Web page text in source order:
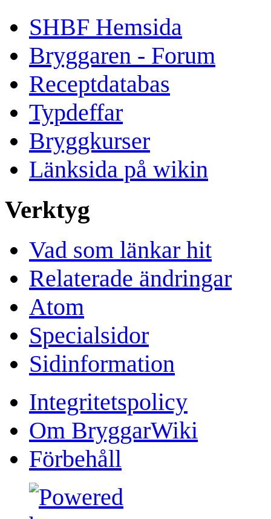
SHBF Hemsida
Bryggaren - Forum
Receptdatabas
Typdeffar
Bryggkurser
Länksida på wikin
Verktyg
Vad som länkar hit
Relaterade ändringar
Atom
Specialsidor
Sidinformation
Integritetspolicy
Om BryggarWiki
Förbehåll